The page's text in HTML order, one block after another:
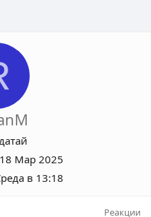
18 Мар 2025
в 13:18
Реакции